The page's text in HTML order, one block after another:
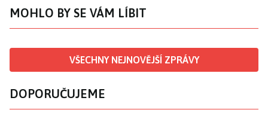
MOHLO BY SE VÁM LÍBIT
VŠECHNY NEJNOVĚJŠÍ ZPRÁVY
DOPORUČUJEME